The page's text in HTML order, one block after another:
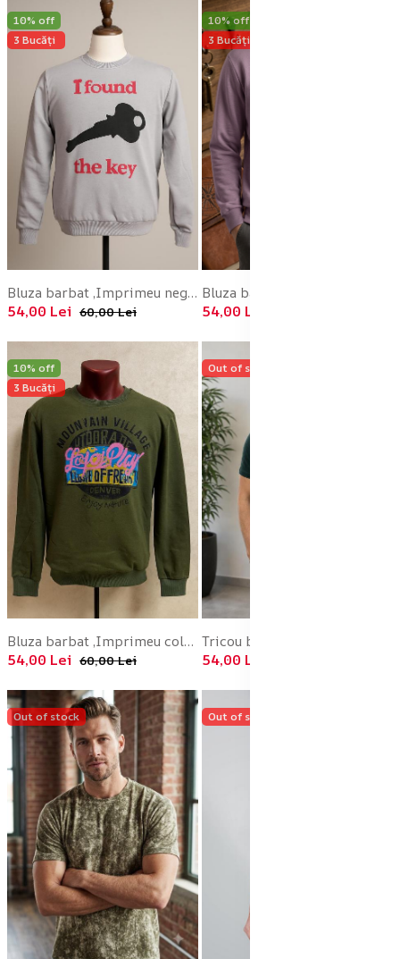
10% off
3 Bucăți
Bluza barbat ,Imprimeu negru ,culoare gri, En-gros
54,00 Lei 60,00 Lei
10% off
3 Bucăți
54,00 Lei
10% off
3 Bucăți
Bluza barbat ,Imprimeu colorat ,culoare verde, En-gros
54,00 Lei 60,00 Lei
Out of stock
54,00 Lei
Out of stock Out of stock